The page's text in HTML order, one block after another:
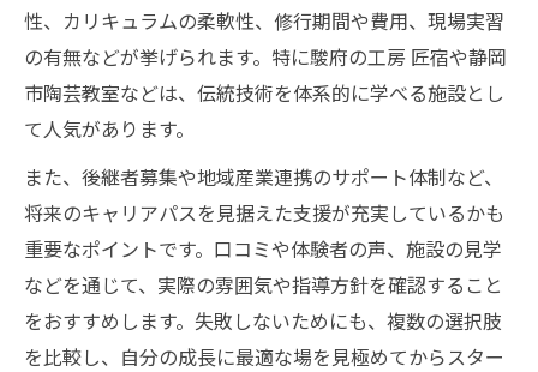
性、カリキュラムの柔軟性、修行期間や費用、現場実習
の有無などが挙げられます。特に駿府の工房 匠宿や静岡
市陶芸教室などは、伝統技術を体系的に学べる施設とし
て人気があります。
また、後継者募集や地域産業連携のサポート体制など、
将来のキャリアパスを見据えた支援が充実しているかも
重要なポイントです。口コミや体験者の声、施設の見学
などを通じて、実際の雰囲気や指導方針を確認すること
をおすすめします。失敗しないためにも、複数の選択肢
を比較し、自分の成長に最適な場を見極めてからスター